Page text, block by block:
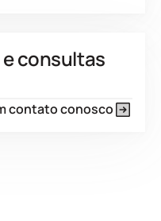
consultas
contato conosco